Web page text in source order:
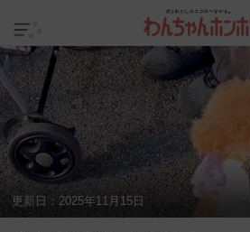
更新日： 2025年11月15日